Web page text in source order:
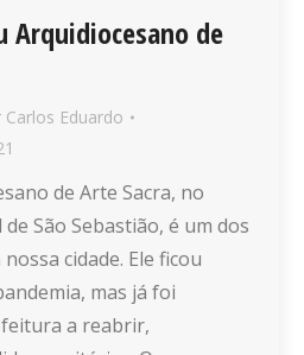
Arquidiocesano de
Carlos Eduardo
de Arte Sacra, no
São Sebastião, é um dos
cidade. Ele ficou
mas já foi
a reabrir,